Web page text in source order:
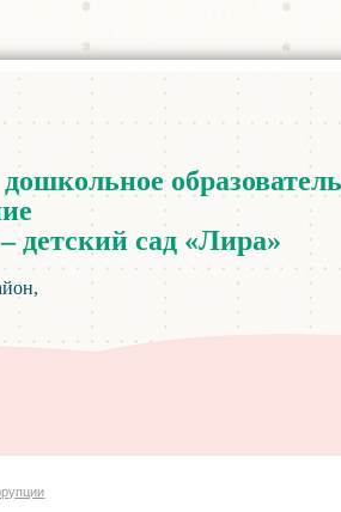
дошкольное
–детский сад«Лира»